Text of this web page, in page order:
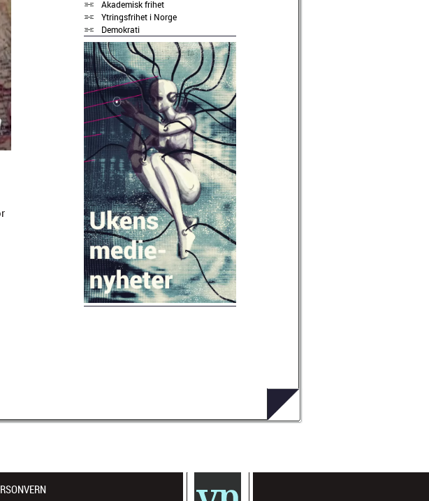
Akademisk frihet
Ytringsfrihet i Norge
Demokrati